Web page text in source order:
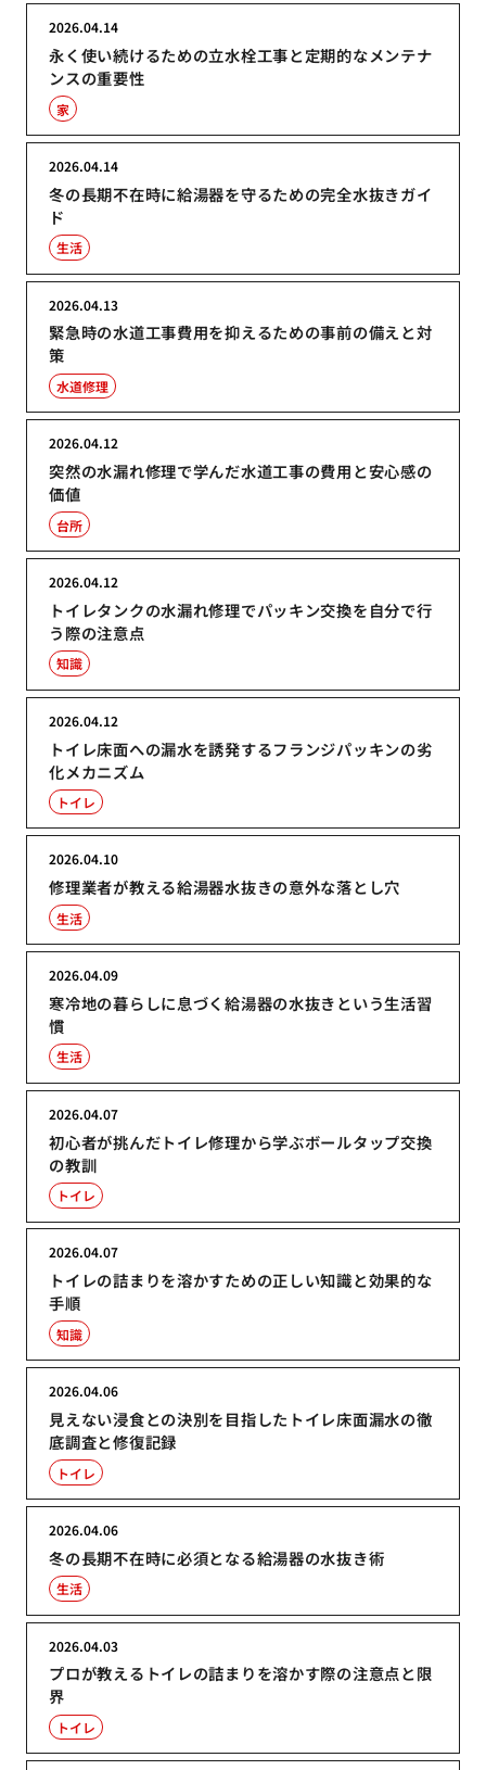
永く使い続けるための立水栓工事と定期的なメンテナ
ンスの重要性
2026.04.14
家
冬の長期不在時に給湯器を守るための完全水抜きガイ
ド
2026.04.14
生活
緊急時の水道工事費用を抑えるための事前の備えと対
策
2026.04.13
水道修理
突然の水漏れ修理で学んだ水道工事の費用と安心感の
価値
2026.04.12
台所
トイレタンクの水漏れ修理でパッキン交換を自分で行
う際の注意点
2026.04.12
知識
トイレ床面への漏水を誘発するフランジパッキンの劣
化メカニズム
2026.04.12
トイレ
修理業者が教える給湯器水抜きの意外な落とし穴
2026.04.10
生活
寒冷地の暮らしに息づく給湯器の水抜きという生活習
慣
2026.04.09
生活
初心者が挑んだトイレ修理から学ぶボールタップ交換
の教訓
2026.04.07
トイレ
トイレの詰まりを溶かすための正しい知識と効果的な
手順
2026.04.07
知識
見えない浸食との決別を目指したトイレ床面漏水の徹
底調査と修復記録
2026.04.06
トイレ
冬の長期不在時に必須となる給湯器の水抜き術
2026.04.06
生活
プロが教えるトイレの詰まりを溶かす際の注意点と限
界
2026.04.03
トイレ